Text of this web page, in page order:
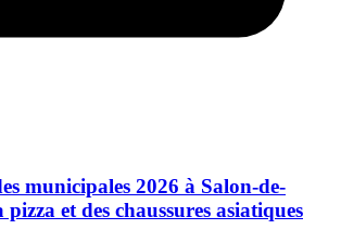
municipales 2026 à Salon-de-
et des chaussures asiatiques